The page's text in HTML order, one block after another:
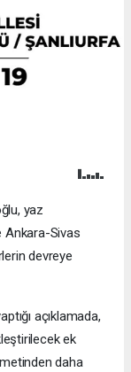
yaz
Ankara-Sivas
devreye
açıklamada,
ek
daha